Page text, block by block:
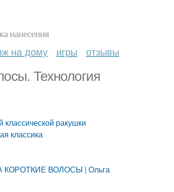
нанесения
на дому игры отзывы
Технология
ракушки
классика
КОРОТКИЕ ВОЛОСЫ | Ольга